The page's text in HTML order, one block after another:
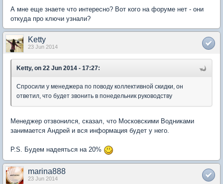
А мне еще знаете что интересно? Вот кого на форуме нет - они
откуда про ключи узнали?
Ketty
23 Jun 2014
Ketty, on 22 Jun 2014 - 17:27:
Спросили у менеджера по поводу коллективной скидки, он
ответил, что будет звонить в понедельник руководству
Менеджер отзвонился, сказал, что Московскими Водниками
занимается Андрей и вся информация будет у него.
P.S. Будем надеяться на 20%
marina888
23 Jun 2014